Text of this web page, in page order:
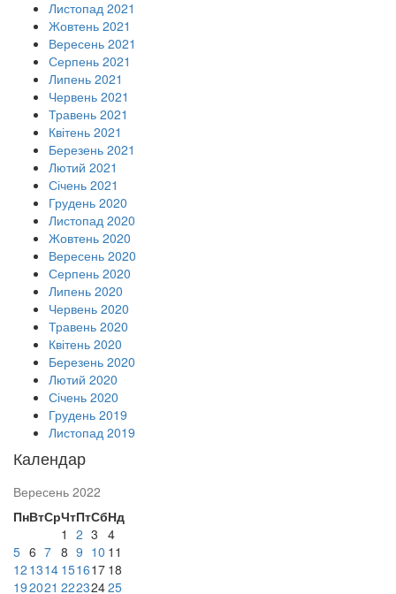
Листопад 2021
Жовтень 2021
Вересень 2021
Серпень 2021
Липень 2021
Червень 2021
Травень 2021
Квітень 2021
Березень 2021
Лютий 2021
Січень 2021
Грудень 2020
Листопад 2020
Жовтень 2020
Вересень 2020
Серпень 2020
Липень 2020
Червень 2020
Травень 2020
Квітень 2020
Березень 2020
Лютий 2020
Січень 2020
Грудень 2019
Листопад 2019
Календар
Вересень 2022
ПнВтСрЧтПтСбНд
1 2 3 4
5 6 7 8 9 10 11
12 1314 151617 18
192021 22232425